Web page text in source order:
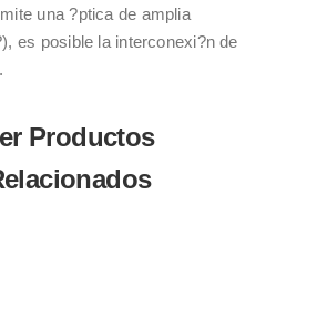
una ?ptica de amplia
es posible la interconexi?n de
Productos